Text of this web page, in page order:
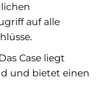
auf alle
Das Case liegt
und bietet einen